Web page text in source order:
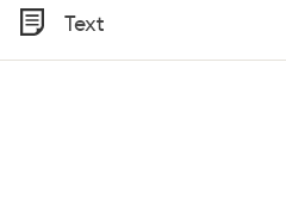
Tid
Typ
Text